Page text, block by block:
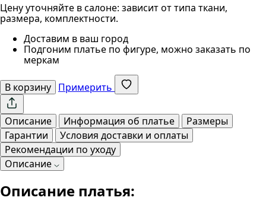
Цену уточняйте в салоне: зависит от типа ткани,
размера, комплектности.
Доставим в ваш город
Подгоним платье по фигуре, можно заказать по
меркам
В корзину Примерить
Описание Информация об платье
Размеры
Гарантии
Условия доставки и оплаты
Рекомендации по уходу
Описание
Описание платья: